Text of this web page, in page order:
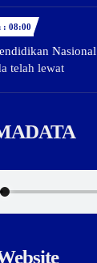
: 08:00
Nasional
telah lewat